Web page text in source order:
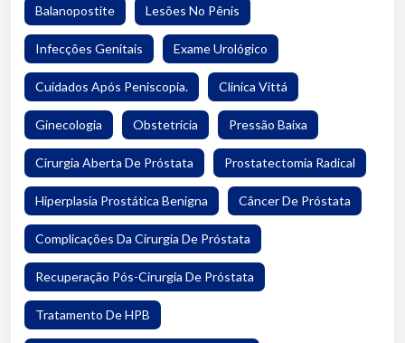
Balanopostite Lesões No Pênis
Infecções Genitais Exame Urológico
Cuidados Após Peniscopia. Clinica Vittá
Ginecologia Obstetrícia Pressão Baixa
Cirurgia Aberta De Próstata Prostatectomia Radical
Hiperplasia Prostática Benigna Câncer De Próstata
Complicações Da Cirurgia De Próstata
Recuperação Pós-Cirurgia De Próstata
Tratamento De HPB